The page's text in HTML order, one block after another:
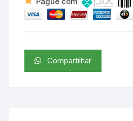
Compartilhar